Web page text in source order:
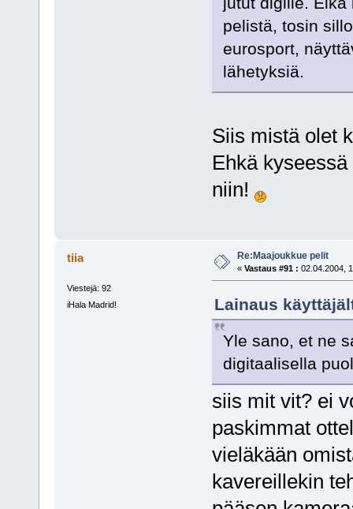
pelistä, tosin
eurosport,
lähetyksiä.
Siis mistä olet
Ehkä
niin!
tiia
Viestejä: 92
iHala Madrid!
Re:Maajoukkue pelit
« Vastaus #91 : 02.04.2004,
Lainaus
Yle sano, et ne
digitaalisella
siis mit vit? ei
paskimmat
vieläkään
kavereillekin